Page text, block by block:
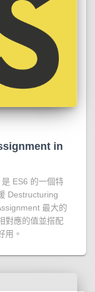
in
ES6 的一個特
Destructuring
最大的
對應的值並搭配
用。